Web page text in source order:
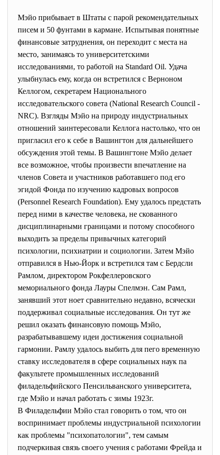
Мэйо прибывает в Штаты с парой рекомендательных
писем и 50 фунтами в кармане. Испытывая понятные
финансовые затруднения, он переходит с места на
место, занимаясь то университетскими
исследованиями, то работой на Standard Oil. Удача
улыбнулась ему, когда он встретился с Верноном
Келлогом, секретарем Национального
исследовательского совета (National Research Council -
NRC). Взгляды Мэйо на природу индустриальных
отношений заинтересовали Келлога настолько, что он
пригласил его к себе в Вашингтон для дальнейшего
обсуждения этой темы. В Вашингтоне Мэйо делает
все возможное, чтобы произвести впечатление на
членов Совета и участников работавшего под его
эгидой Фонда по изучению кадровых вопросов
(Personnel Research Foundation). Ему удалось предстать
перед ними в качестве человека, не скованного
дисциплинарными границами и потому способного
выходить за пределы привычных категорий
психологии, психиатрии и социологии. Затем Мэйо
отправился в Нью-Йорк и встретился там с Бердсли
Рамлом, директором Рокфеллеровского
мемориального фонда Лауры Спелмэн. Сам Рамл,
занявший этот ноет сравнительно недавно, всячески
поддерживал социальные исследования. Он тут же
решил оказать финансовую помощь Мэйо,
разрабатывавшему идеи достижения социальной
гармонии. Рамлу удалось выбить для пего временную
ставку исследователя в сфере социальных наук па
факультете промышленных исследований
филадельфийского Пенсильванского университета,
где Мэйо и начал работать с зимы 1923г.
В Филадельфии Мэйо стал говорить о том, что он
воспринимает проблемы индустриальной психологии
как проблемы "психопатологии", тем самым
подчеркивая связь своего учения с работами Фрейда и